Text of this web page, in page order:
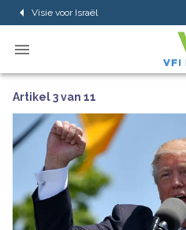
Visie voor Israël
Artikel 3 van 11